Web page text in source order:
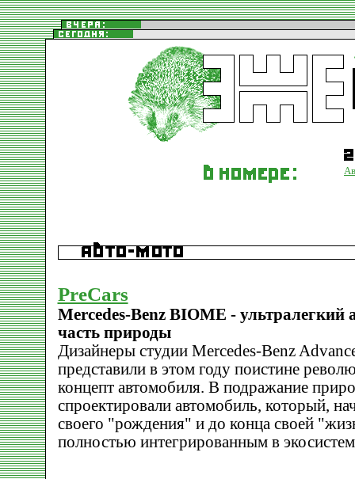
PreCars
Mercedes-Benz BIOME - ультралегкий
часть природы
Дизайнеры студии Mercedes-Benz
представили в этом году поистине
концепт автомобиля. В подражание
спроектировали автомобиль, который,
своего "рождения" и до конца своей
полностью интегрированным в